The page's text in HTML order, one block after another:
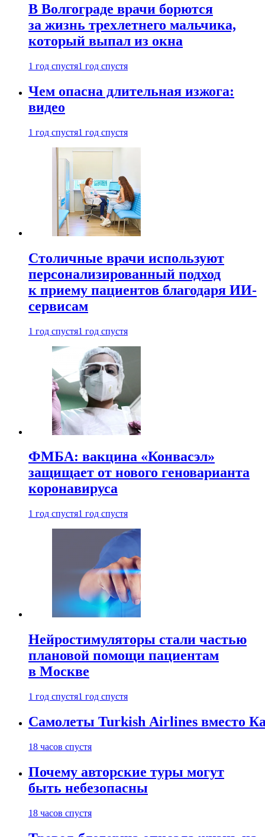
В Волгограде врачи борются
за жизнь трехлетнего мальчика,
который выпал из окна
1 год спустя1 год спустя
Чем опасна длительная изжога:
видео
1 год спустя1 год спустя
Столичные врачи используют
персонализированный подход
к приему пациентов благодаря ИИ-
сервисам
1 год спустя1 год спустя
ФМБА: вакцина «Конвасэл»
защищает от нового геноварианта
коронавируса
1 год спустя1 год спустя
Нейростимуляторы стали частью
плановой помощи пациентам
в Москве
1 год спустя1 год спустя
Самолеты Turkish Airlines вместо
18 часов спустя
Почему авторские туры могут
быть небезопасны
18 часов спустя